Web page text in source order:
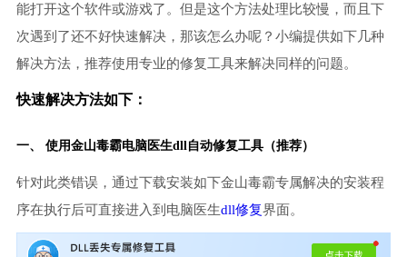
能打开这个软件或游戏了。但是这个方法处理比较慢，而且下
次遇到了还不好快速解决，那该怎么办呢？小编提供如下几种
解决方法，推荐使用专业的修复工具来解决同样的问题。
快速解决方法如下：
一、 使用金山毒霸电脑医生dll自动修复工具（推荐）
针对此类错误，通过下载安装如下金山毒霸专属解决的安装程
序在执行后可直接进入到电脑医生dll修复界面。